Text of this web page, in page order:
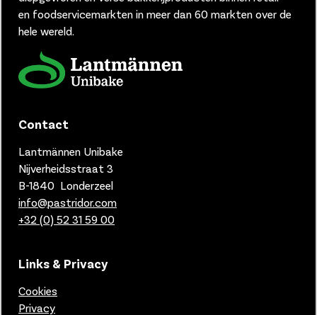
en foodservicemarkten in meer dan 60 markten over de
hele wereld.
Contact
Lantmännen Unibake
Nijverheidsstraat 3
B-1840 Londerzeel
info@pastridor.com
+32 (0) 52 31 59 00
Links & Privacy
Cookies
Privacy